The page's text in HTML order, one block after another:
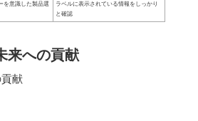
を意識した製品選
ラベルに表示されている情報をしっかり
と確認
来への貢献